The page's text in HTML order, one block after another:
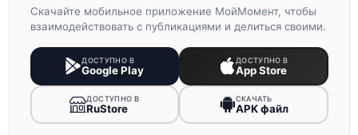
Скачайте мобильное приложение МойМомент, чтобы
взаимодействовать с публикациями и делиться своими.
ДОСТУПНО В
Google Play
ДОСТУПНО В
App Store
ДОСТУПНО В
RuStore
СКАЧАТЬ
APK файл